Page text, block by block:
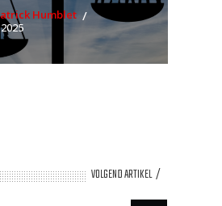
Humblet
VOLGEND ARTIKEL